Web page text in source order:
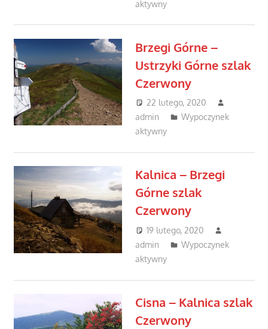
aktywny
Brzegi Górne –
Ustrzyki Górne szlak
Czerwony
22 lutego, 2020
admin
Wypoczynek
aktywny
Kalnica – Brzegi
Górne szlak
Czerwony
19 lutego, 2020
admin
Wypoczynek
aktywny
Cisna – Kalnica szlak
Czerwony